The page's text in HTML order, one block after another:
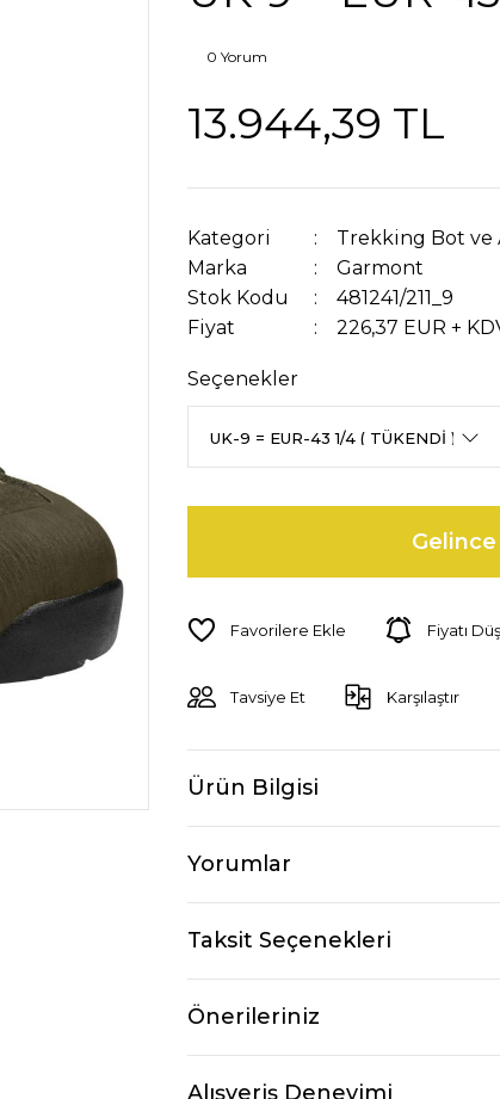
0 Yorum
13.944,39 TL
Kategori
Trekking Bot ve
Marka
Garmont
Stok Kodu
481241/211_9
Fiyat
226,37 EUR +
Seçenekler
Fiyatı
Tavsiye Et Karşılaştır
Ürün Bilgisi
Yorumlar
Taksit Seçenekleri
Önerileriniz
Alışveriş Deneyimi